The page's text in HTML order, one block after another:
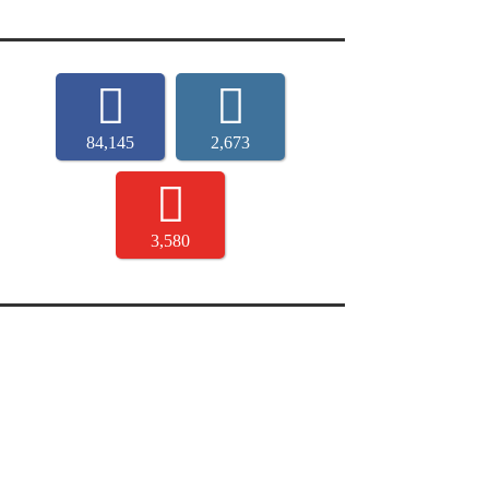
84,145 2,673
3,580